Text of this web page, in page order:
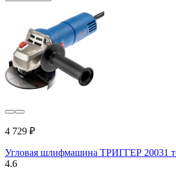
4 729 ₽
Угловая шлифмашина ТРИГГЕР 20031
4.6